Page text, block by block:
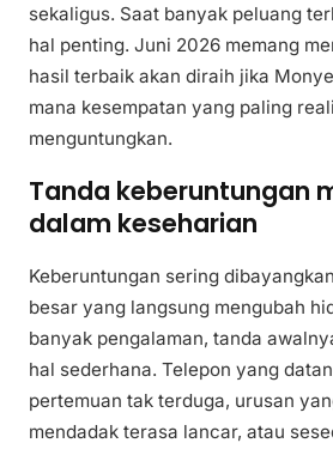
sekaligus. Saat banyak peluang
hal penting. Juni 2026 memang
hasil terbaik akan diraih jika
mana kesempatan yang paling
menguntungkan.
Tanda keberuntungan
dalam keseharian
Keberuntungan sering
besar yang langsung mengubah
banyak pengalaman, tanda
hal sederhana. Telepon yang
pertemuan tak terduga, urusan
mendadak terasa lancar, atau